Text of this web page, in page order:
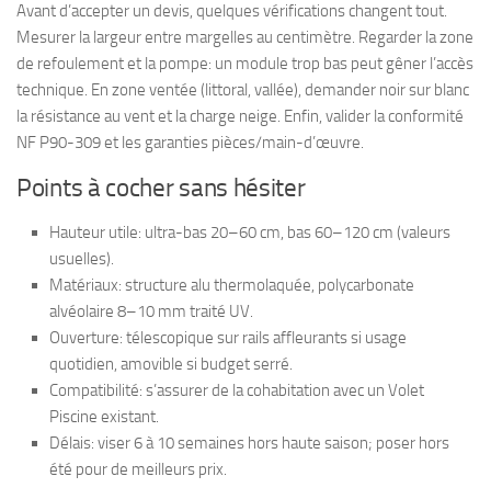
Avant d’accepter un devis, quelques vérifications changent tout.
Mesurer la largeur entre margelles au centimètre. Regarder la zone
de refoulement et la pompe: un module trop bas peut gêner l’accès
technique. En zone ventée (littoral, vallée), demander noir sur blanc
la résistance au vent et la charge neige. Enfin, valider la conformité
NF P90-309 et les garanties pièces/main-d’œuvre.
Points à cocher sans hésiter
Hauteur utile: ultra-bas 20–60 cm, bas 60–120 cm (valeurs
usuelles).
Matériaux: structure alu thermolaquée, polycarbonate
alvéolaire 8–10 mm traité UV.
Ouverture: télescopique sur rails affleurants si usage
quotidien, amovible si budget serré.
Compatibilité: s’assurer de la cohabitation avec un Volet
Piscine existant.
Délais: viser 6 à 10 semaines hors haute saison; poser hors
été pour de meilleurs prix.